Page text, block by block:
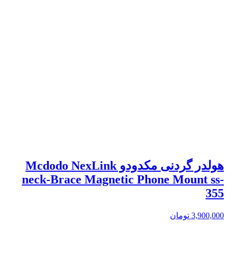
هولدر گردنی مکدودو Mcdodo NexLink
neck-Brace Magnetic Phone Mount ss-
355
3,900,000 تومان